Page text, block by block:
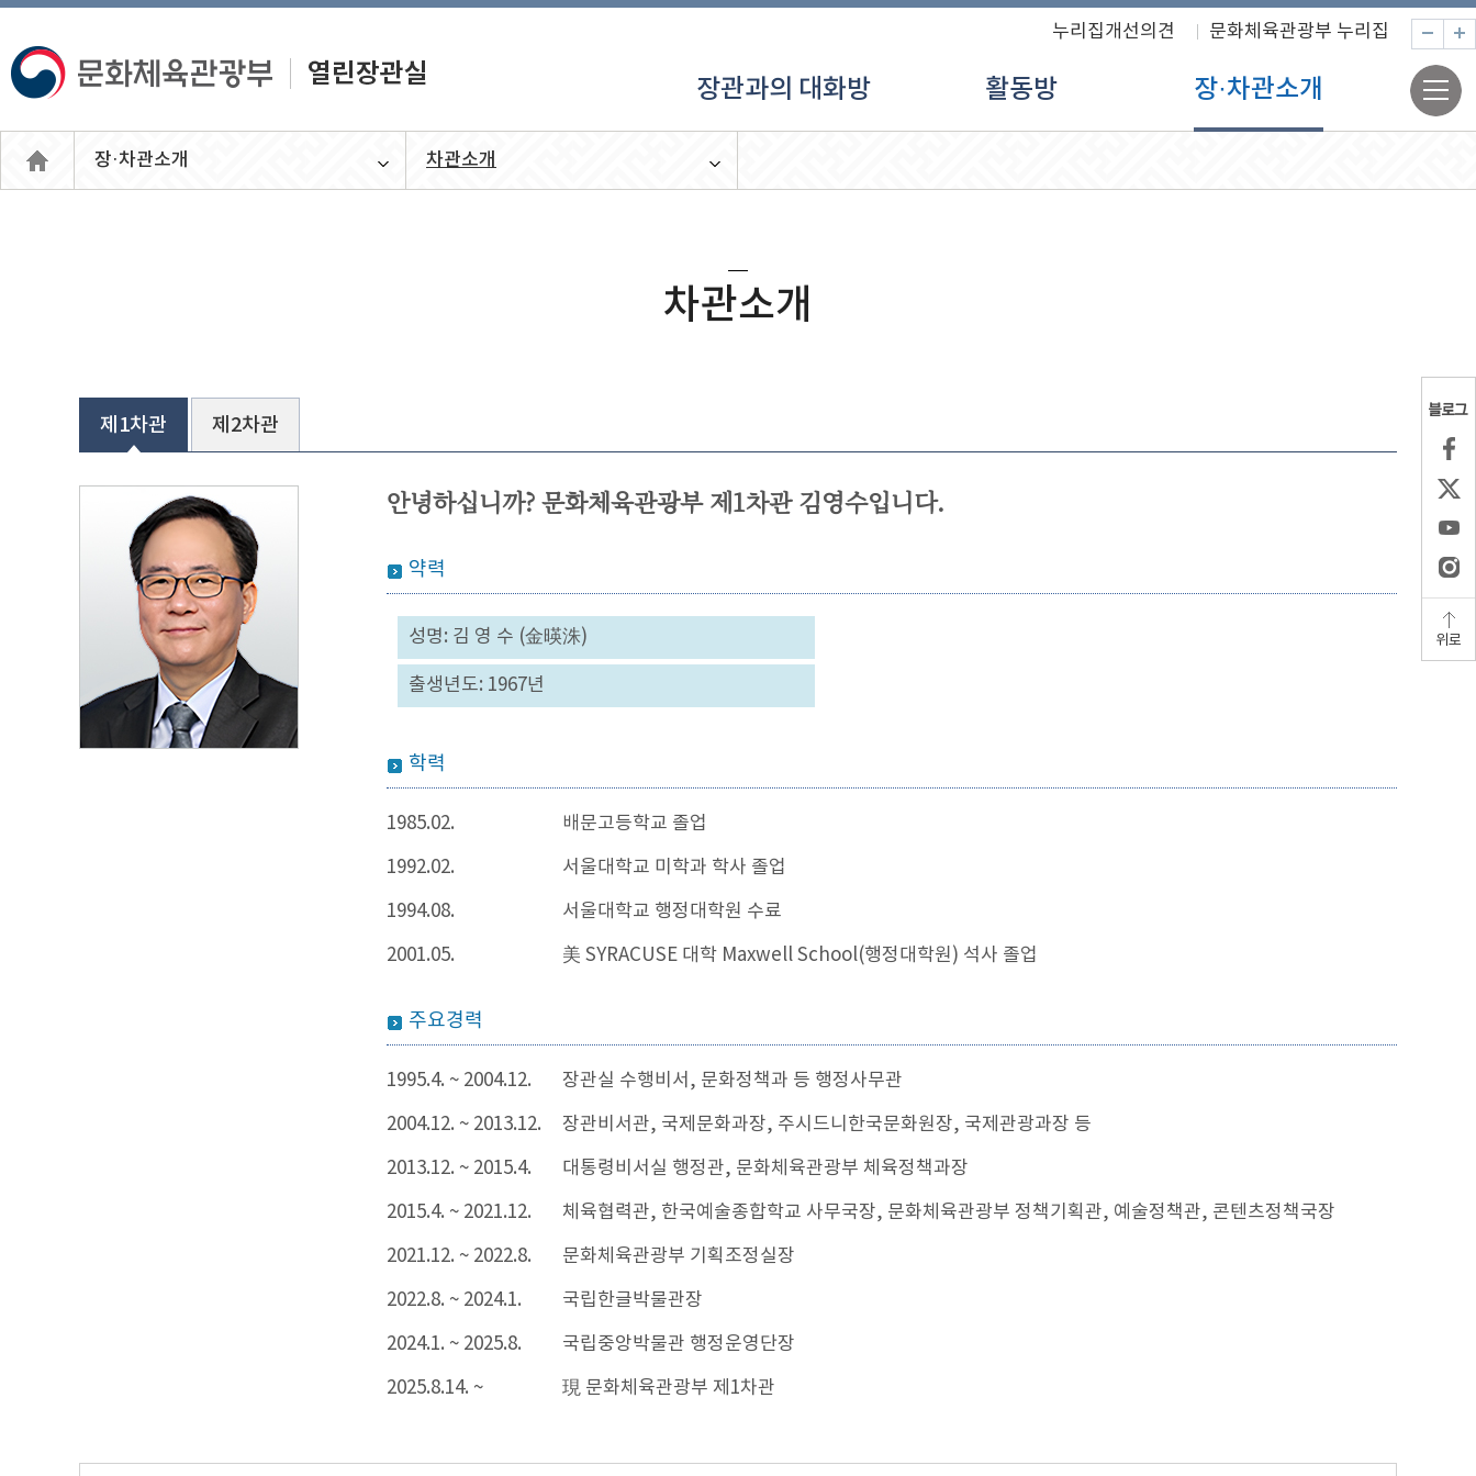
축
누리집개선의견 문화체육관광부 누리집
장관과의 대화방 활동방 장·차관소개
전
체
차관소개
장·차관소개 차관소개
제1차관 제2차관
안녕하십니까? 문화체육관광부 제1차관 김영수입니다.
약력
성명: 김 영 수 (金暎洙)
출생년도: 1967년
학력
1985.02.
배문고등학교 졸업
1992.02.
서울대학교 미학과 학사 졸업
1994.08.
서울대학교 행정대학원 수료
2001.05.
美 SYRACUSE 대학 Maxwell School(행정대학원) 석사 졸업
주요경력
1995.4. ~ 2004.12.
장관실 수행비서, 문화정책과 등 행정사무관
2004.12. ~ 2013.12.
장관비서관, 국제문화과장, 주시드니한국문화원장, 국제관광과장 등
2013.12. ~ 2015.4.
대통령비서실 행정관, 문화체육관광부 체육정책과장
2015.4. ~ 2021.12.
체육협력관, 한국예술종합학교 사무국장, 문화체육관광부 정책기획관, 예술정책관, 콘텐츠정책국장
2021.12. ~ 2022.8.
문화체육관광부 기획조정실장
2022.8. ~ 2024.1.
국립한글박물관장
2024.1. ~ 2025.8.
국립중앙박물관 행정운영단장
2025.8.14. ~
現 문화체육관광부 제1차관
위로